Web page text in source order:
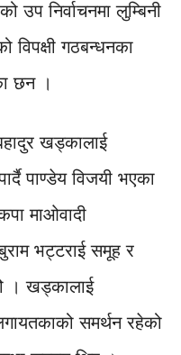
उप निर्वाचनमा लुम्बिनी
विपक्षी गठबन्धनका
छन ।
खड्कालाई
पाण्डेय विजयी भएका
माओवादी
भट्टराई समूह र
। खड्कालाई
समर्थन रहेको